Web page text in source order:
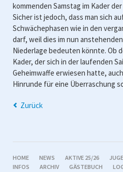
kommenden Samstag im Kader
Sicher ist jedoch, dass man sich
Schwächephasen wie in den
darf, weil dies im nun
Niederlage bedeuten könnte. Ob
Kader, der sich in der laufenden
Geheimwaffe erwiesen hatte,
Hinrunde für eine Überraschung
Zurück
NAVIGATION
ÜBERSPRINGEN
HOME NEWS AKTIVE 25/26
INFOS
ARCHIV GÄSTEBUCH